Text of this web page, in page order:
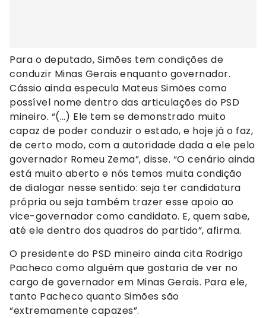
Para o deputado, Simões tem condições de
conduzir Minas Gerais enquanto governador.
Cássio ainda especula Mateus Simões como
possível nome dentro das articulações do PSD
mineiro. “(…) Ele tem se demonstrado muito
capaz de poder conduzir o estado, e hoje já o faz,
de certo modo, com a autoridade dada a ele pelo
governador Romeu Zema”, disse. “O cenário ainda
está muito aberto e nós temos muita condição
de dialogar nesse sentido: seja ter candidatura
própria ou seja também trazer esse apoio ao
vice-governador como candidato. E, quem sabe,
até ele dentro dos quadros do partido”, afirma.
O presidente do PSD mineiro ainda cita Rodrigo
Pacheco como alguém que gostaria de ver no
cargo de governador em Minas Gerais. Para ele,
tanto Pacheco quanto Simões são
“extremamente capazes”.